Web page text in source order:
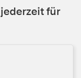
für